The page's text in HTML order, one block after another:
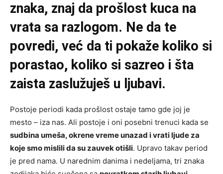
znaka, znaj da prošlost kuca na
vrata sa razlogom. Ne da te
povredi, već da ti pokaže koliko si
porastao, koliko si sazreo i šta
zaista zaslužuješ u ljubavi.
Postoje periodi kada prošlost ostaje tamo gde joj je
mesto – iza nas. Ali postoje i oni posebni trenuci kada se
sudbina umeša, okrene vreme unazad i vrati ljude za
koje smo mislili da su zauvek otišli. Upravo takav period
je pred nama. U narednim danima i nedeljama, tri znaka